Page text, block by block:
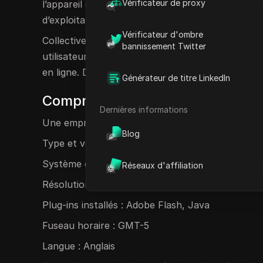
Vérificateur de proxy
Vérificateur d'ombre
bannissement Twitter
Générateur de titre LinkedIn
Dernières informations
Blog
Réseaux d'affiliation
l’appareil et au navigateur d’un utilisateur. Ces
d’exploitation, la résolution de l’écran, les
Collectivement, ces caractéristiques créent un
utilisateurs sur différents sites Web et
en ligne. DICloak donne la priorité à la
Comprendre les empreintes
Une empreinte digitale numérique peut être
Type et version du navigateur : Chrome
Système d’exploitation : Windows 10
Résolution de l’écran : 1920×1080
Plug-ins installés : Adobe Flash, Java
Fuseau horaire : GMT-5
Langue : Anglais